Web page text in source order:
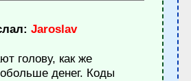
Jaroslav
голову, как же
денег. Коды